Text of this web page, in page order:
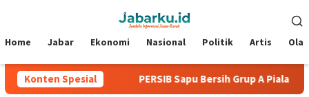
Mobile
Home Jabar Ekonomi Nasional Politik Artis
Konten SpesialPERSIB Sapu Bersih Grup A Piala Presiden